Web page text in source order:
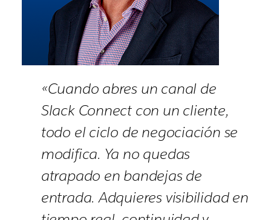
«Cuando abres un canal de
Slack Connect con un cliente,
todo el ciclo de negociación se
modifica. Ya no quedas
atrapado en bandejas de
entrada. Adquieres visibilidad en